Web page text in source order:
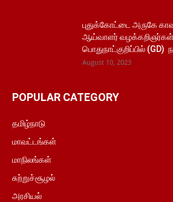
புதுக்கோட்டை அருகே
ஆய்வாளர்
பொதுநாட்குறிப்பில்
August 10, 2023
POPULAR CATEGORY
தமிழ்நாடு
மாவட்டங்கள்
மாநிலங்கள்
சுற்றுச்சூழல்
அரசியல்